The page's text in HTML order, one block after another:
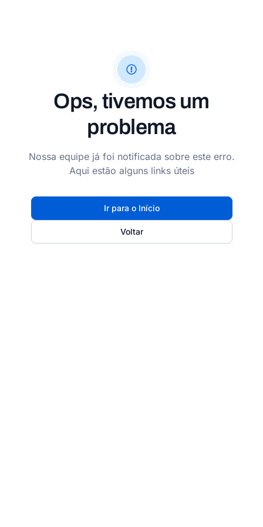
Ops, tivemos um
problema
Nossa equipe já foi notificada sobre este erro.
Aqui estão alguns links úteis
Ir para o Início
Voltar